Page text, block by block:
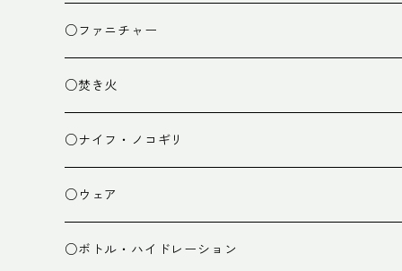
クッキング小物
ペグ・ハンマー・小物
ライト
ランタン
○ファニチャー
テーブル
チェア
○焚き火
焚き火台
焚き火小物
○ナイフ・ノコギリ
○ウェア
ミドルレイヤー
○ボトル・ハイドレーション